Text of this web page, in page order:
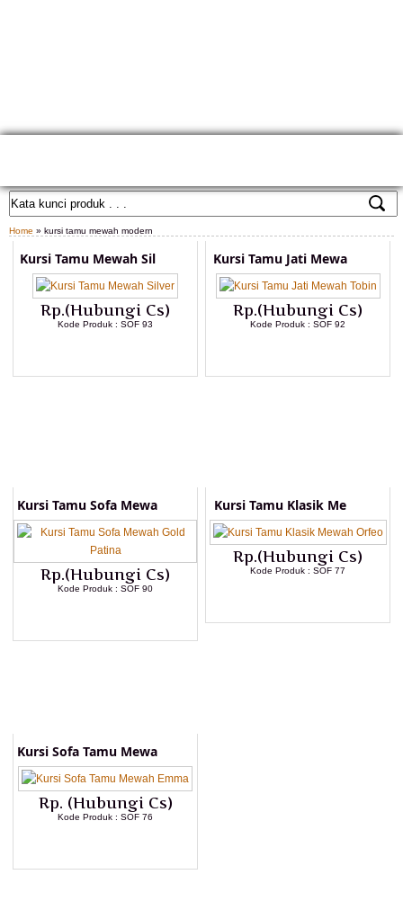
Home » kursi tamu mewah modern
Kursi Tamu Mewah Sil
Rp.(Hubungi Cs)
Kode Produk : SOF 93
Kursi Tamu Jati Mewa
Rp.(Hubungi Cs)
Kode Produk : SOF 92
Kursi Tamu Sofa Mewa
Rp.(Hubungi Cs)
Kode Produk : SOF 90
Kursi Tamu Klasik Me
Rp.(Hubungi Cs)
Kode Produk : SOF 77
Kursi Sofa Tamu Mewa
Rp. (Hubungi Cs)
Kode Produk : SOF 76